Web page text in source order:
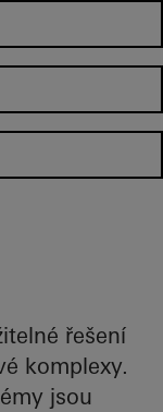
řešení
komplexy.
jsou